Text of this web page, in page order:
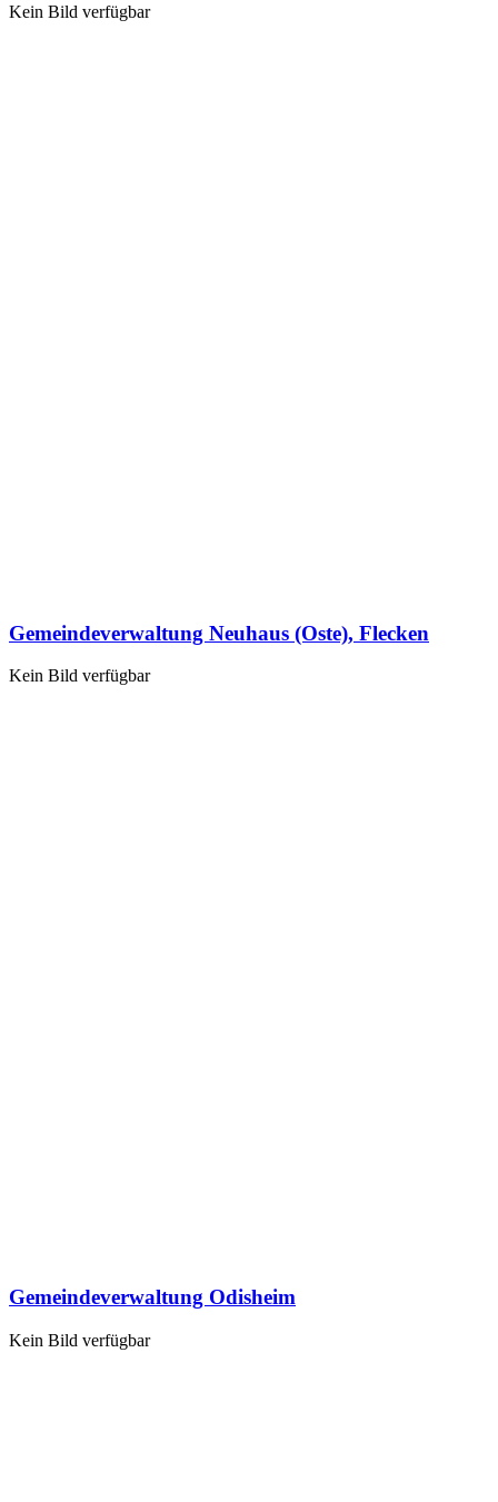
Kein Bild verfügbar
Gemeindeverwaltung Neuhaus (Oste), Flecken
Kein Bild verfügbar
Gemeindeverwaltung Odisheim
Kein Bild verfügbar